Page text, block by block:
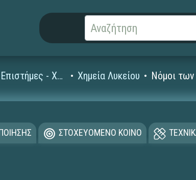
Φυσικές Επιστήμες - Χημεία Χημεία Λυκείου Νόμοι
ΣΤΟΧΕΥΟΜΕΝΟ ΚΟΙΝΟ